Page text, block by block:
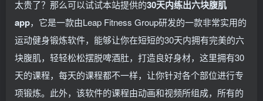
太贵了？那么可以试试本站提供的30天内练出六块腹肌
app，它是一款由Leap Fitness Group研发的一款非常实用的
运动健身锻炼软件，能够让你在短短的30天内拥有完美的六
块腹肌，轻轻松松摆脱啤酒肚，打造良好身材，这里拥有30
天的课程，每天的课程都不一样，让你针对各个部位进行专
项锻炼。此外，该软件的课程由动画和视频所组成，所有的